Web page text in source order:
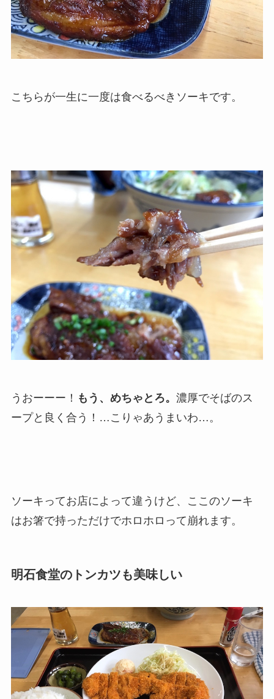
こちらが一生に一度は食べるべきソーキです。
うおーーー！ もう、めちゃとろ。 濃厚でそばのス
ープと良く合う！…こりゃあうまいわ…。
ソーキってお店によって違うけど、ここのソーキ
はお箸で持っただけでホロホロって崩れます。
明石食堂のトンカツも美味しい